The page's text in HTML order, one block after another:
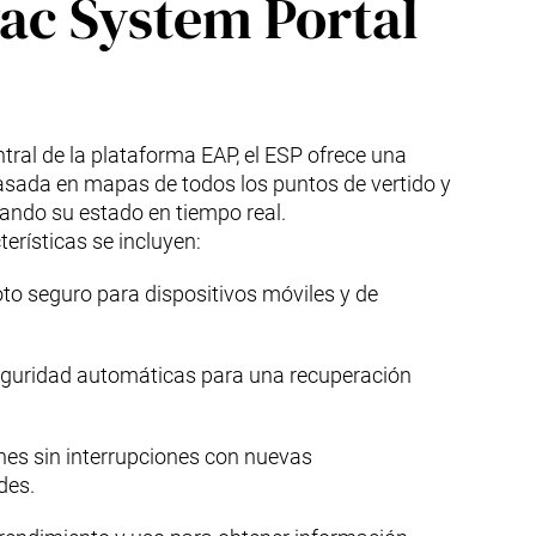
System Portal
de la plataforma EAP, el ESP ofrece una
en mapas de todos los puntos de vertido y
su estado en tiempo real.
se incluyen:
seguro para dispositivos móviles y de
automáticas para una recuperación
sin interrupciones con nuevas